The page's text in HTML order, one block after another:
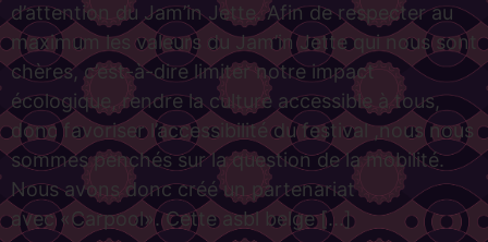
d’attention du Jam’in Jette. Afin de respecter au
maximum les valeurs du Jam’in Jette qui nous sont
chères, c’est-à-dire limiter notre impact
écologique, rendre la culture accessible à tous,
donc favoriser l’accessibilité du festival ,nous nous
sommes penchés sur la question de la mobilité.
Nous avons donc créé un partenariat
avec «Carpool». Cette asbl belge [...]